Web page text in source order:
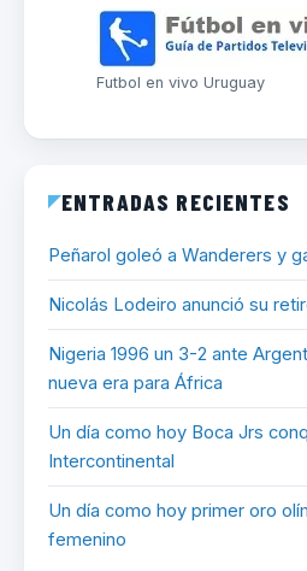
Futbol en vivo Uruguay
ENTRADAS RECIENTES
Peñarol goleó a Wanderers y
Nicolás Lodeiro anunció su
Nigeria 1996 un 3-2 ante
nueva era para África
Un día como hoy Boca Jrs
Intercontinental
Un día como hoy primer oro
femenino